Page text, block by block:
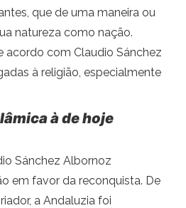
que de uma maneira ou
natureza como nação.
acordo com Claudio Sánchez
à religião, especialmente
à de hoje
Sánchez Albornoz
em favor da reconquista. De
a Andaluzia foi